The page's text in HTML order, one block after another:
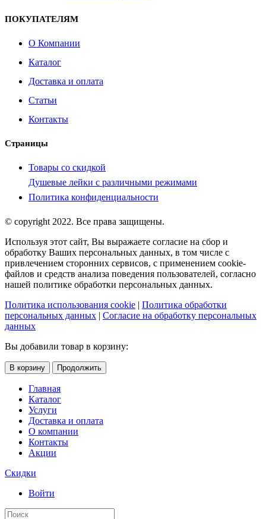
ПОКУПАТЕЛЯМ
О Компании
Каталог
Доставка и оплата
Статьи
Контакты
Страницы
Товары со скидкой
Душевые лейки с различными режимами
Политика конфиденциальности
© copyright 2022. Все права защищены.
Используя этот сайт, Вы выражаете согласие на сбор и
обработку Ваших персональных данных, в том числе с
привлечением сторонних сервисов, с применением cookie-
файлов и средств анализа поведения пользователей, согласно
нашей политике обработки персональных данных.
Политика использования cookie | Политика обработки
персональных данных | Согласие на обработку персональных
данных
Вы добавили товар в корзину:
В корзину Продолжить
Главная
Каталог
Услуги
Доставка и оплата
О компании
Контакты
Акции
Скидки
Войти